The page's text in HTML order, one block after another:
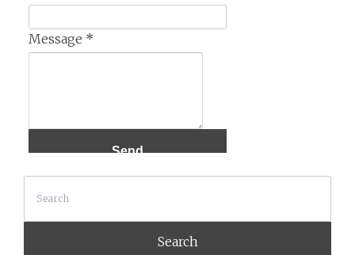
Message *